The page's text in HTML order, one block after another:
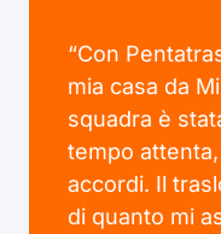
“Con
mia casa da
squadra è
tempo
accordi. Il
di quanto mi